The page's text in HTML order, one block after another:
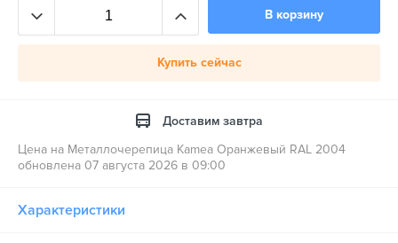
В корзину
Купить сейчас
Доставим завтра
Цена на Металлочерепица Kamea Оранжевый RAL 2004
обновлена 07 августа 2026 в 09:00
Характеристики